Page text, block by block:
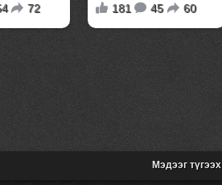
Мэдээг түгээх